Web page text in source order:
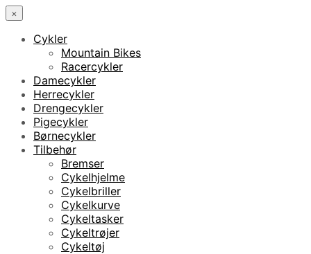
×
Cykler
Mountain Bikes
Racercykler
Damecykler
Herrecykler
Drengecykler
Pigecykler
Børnecykler
Tilbehør
Bremser
Cykelhjelme
Cykelbriller
Cykelkurve
Cykeltasker
Cykeltrøjer
Cykeltøj